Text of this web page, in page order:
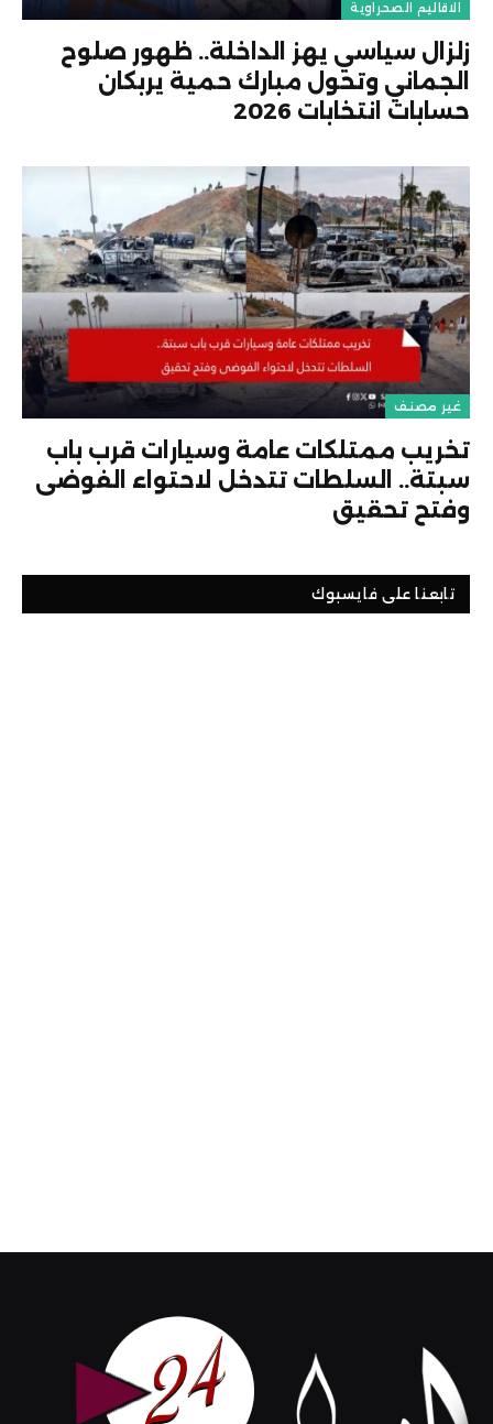
الاقاليم الصحراوية
زلزال سياسي يهز الداخلة.. ظهور صلوح
الجماني وتحول مبارك حمية يربكان
حسابات انتخابات 2026
غير مصنف
تخريب ممتلكات عامة وسيارات قرب باب
سبتة.. السلطات تتدخل لاحتواء الفوضى
وفتح تحقيق
تابعنا على فايسبوك